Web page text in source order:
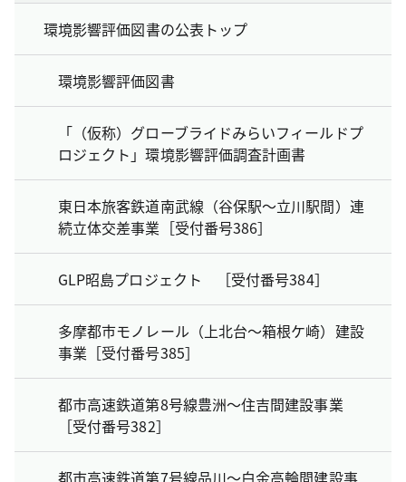
環境影響評価図書の公表トップ
環境影響評価図書
「（仮称）グローブライドみらいフィールドプ
ロジェクト」環境影響評価調査計画書
東日本旅客鉄道南武線（谷保駅～立川駅間）連
続立体交差事業［受付番号386］
GLP昭島プロジェクト ［受付番号384］
多摩都市モノレール（上北台～箱根ケ崎）建設
事業［受付番号385］
都市高速鉄道第8号線豊洲～住吉間建設事業
［受付番号382］
都市高速鉄道第7号線品川～白金高輪間建設事